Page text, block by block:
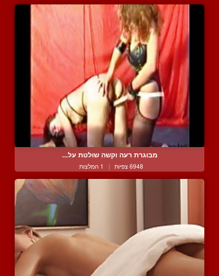
מבוגרת רעה וקשה שולטת על...
6948 צפיות | 1 המלצות